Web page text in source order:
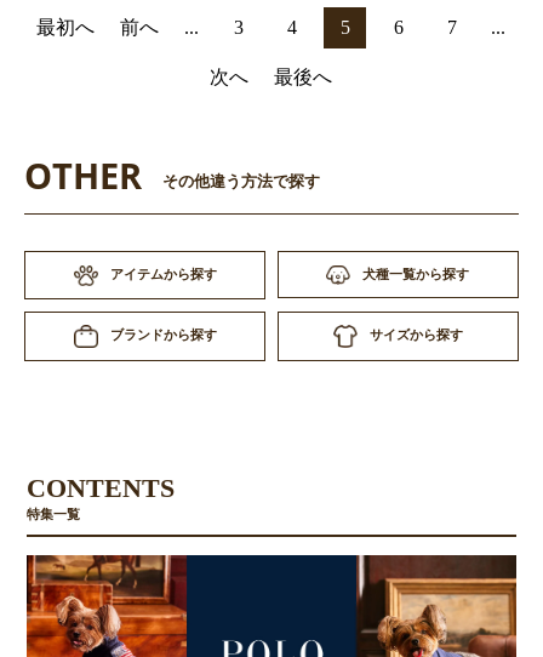
最初へ 前へ ... 3 4 5 6 7 ...
次へ 最後へ
OTHER その他違う方法で探す
アイテムから探す 犬種一覧から探す
ブランドから探す サイズから探す
CONTENTS
特集一覧